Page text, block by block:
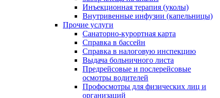
Инъекционная терапия (уколы)
Внутривенные инфузии (капельницы)
Прочие услуги
Санаторно-курортная карта
Справка в бассейн
Справка в налоговую инспекцию
Выдача больничного листа
Предрейсовые и послерейсовые
осмотры водителей
Профосмотры для физических лиц и
организаций